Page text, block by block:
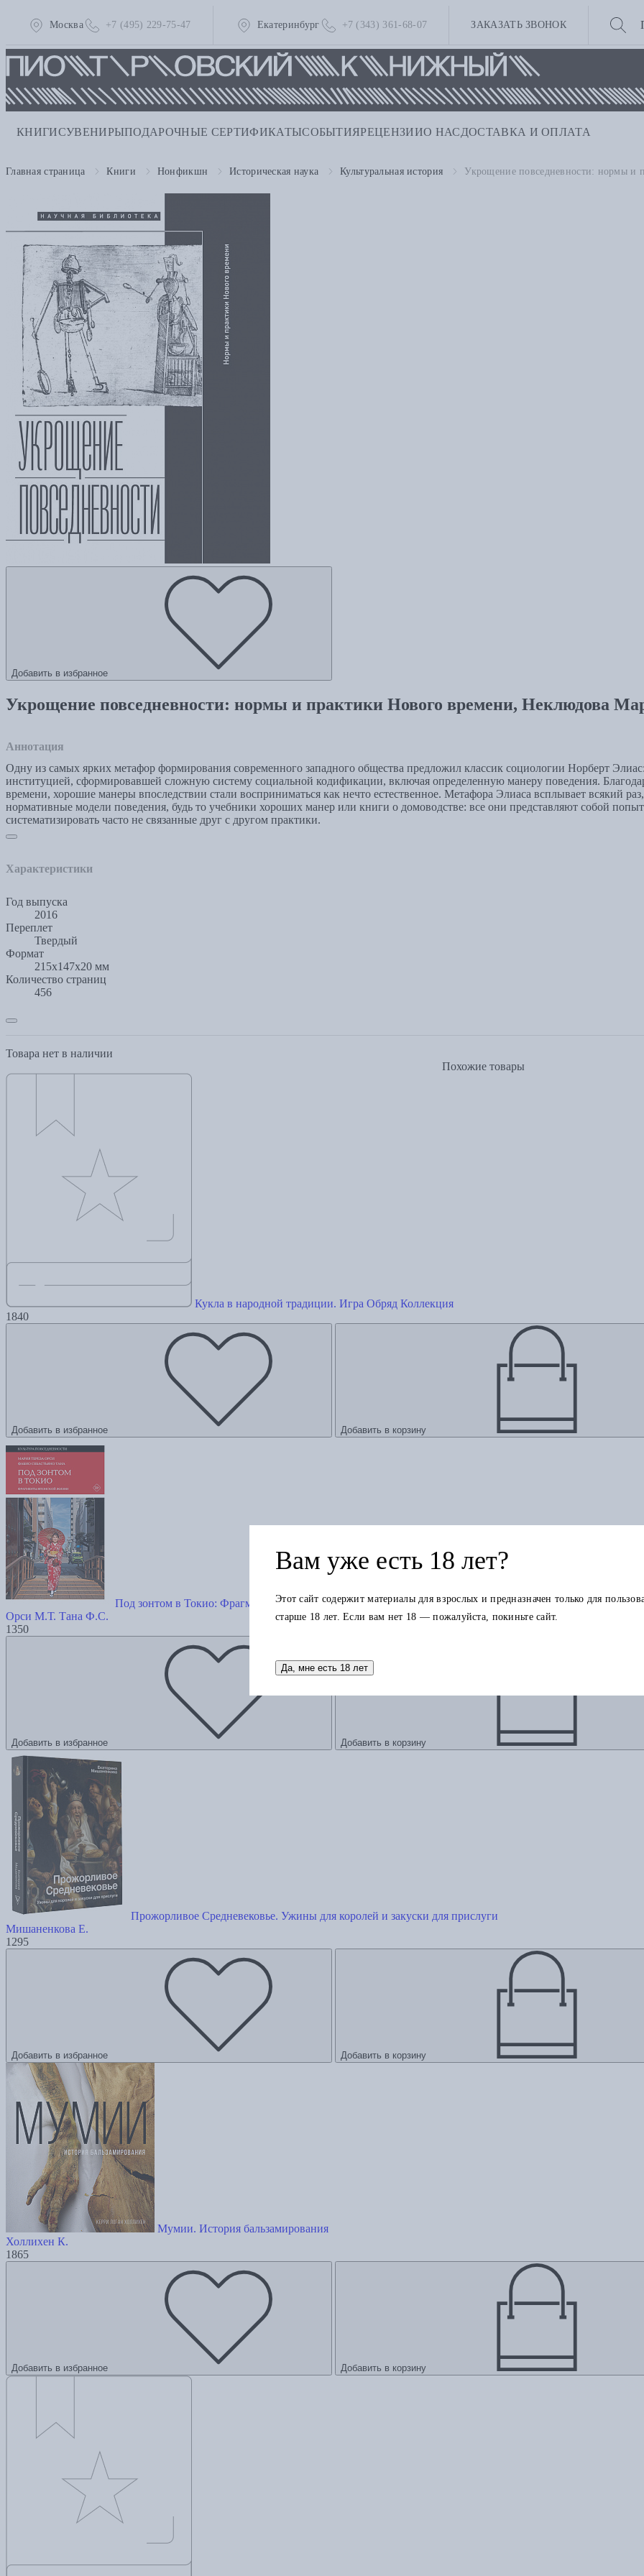
Москва +7 (495) 229-75-47 Екатеринбург +7 (343) 361-68-07 ЗАКАЗАТЬ ЗВОНОК
КНИГИСУВЕНИРЫПОДАРОЧНЫЕ СЕРТИФИКАТЫСОБЫТИЯРЕЦЕНЗИИО НАС ДОСТАВКА И ОПЛАТА
Главная страница Книги Нонфикшн Историческая наука Культуральная история Укрощение повседневности: нормы и
Добавить в избранное
Укрощение повседневности: нормы и практики Нового времени, Неклюдова
Аннотация
Одну из самых ярких метафор формирования современного западного общества предложил классик социологии Норберт
институцией, сформировавшей сложную систему социальной кодификации, включая определенную манеру поведения.
времени, хорошие манеры впоследствии стали восприниматься как нечто естественное. Метафора Элиаса всплывает всякий
нормативные модели поведения, будь то учебники хороших манер или книги о домоводстве: все они представляют собой
систематизировать часто не связанные друг с другом практики.
Характеристики
Год выпуска
2016
Переплет
Твердый
Формат
215x147x20 мм
Количество страниц
456
Товара нет в наличии
Похожие товары
Кукла в народной традиции. Игра Обряд Коллекция
1840
Добавить в избранное Добавить в корзину
Под зонтом в Токио: Фрагменты японской жизни
Орси М.Т. Тана Ф.С.
1350
Добавить в избранное Добавить в корзину
Прожорливое Средневековье. Ужины для королей и закуски для прислуги
Мишаненкова Е.
1295
Добавить в избранное Добавить в корзину
Мумии. История бальзамирования
Холлихен К.
1865
Добавить в избранное Добавить в корзину
Вам уже есть 18 лет?
Этот сайт содержит материалы для взрослых и предназначен только для
старше 18 лет. Если вам нет 18 — пожалуйста, покиньте сайт.
Да, мне есть 18 лет